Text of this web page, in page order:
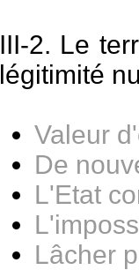
III-2. Le
légitimité
Valeur
De
L'Etat
Lâcher